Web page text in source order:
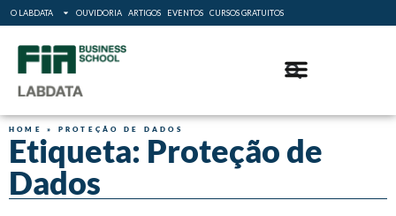
O LABDATA OUVIDORIA ARTIGOS EVENTOS CURSOS GRATUITOS
HOME » PROTEÇÃO DE DADOS
Etiqueta: Proteção de
Dados